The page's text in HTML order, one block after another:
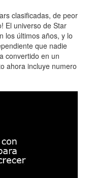
clasificadas, de peor
El universo de Star
los últimos años, y lo
que nadie
convertido en un
ahora incluye numero